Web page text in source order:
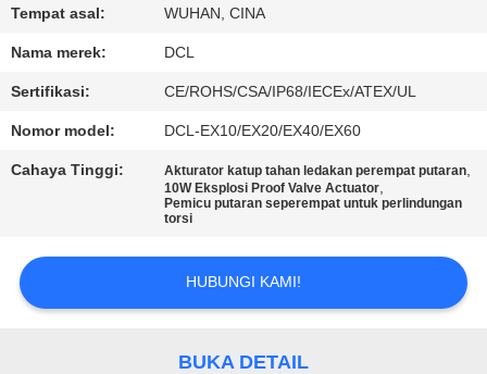
KONTROL
KUALITAS
HUBUNGI
KAMI
PERMINTAAN
PENAWARAN
Tempat asal: WUHAN, CINA
Nama merek: DCL
Sertifikasi: CE/ROHS/CSA/IP68/IECEx/ATEX/UL
Nomor model: DCL-EX10/EX20/EX40/EX60
Cahaya Tinggi: Akturator katup tahan ledakan perempat putaran,
10W Eksplosi Proof Valve Actuator,
Pemicu putaran seperempat untuk perlindungan
torsi
HUBUNGI KAMI!
BUKA DETAIL